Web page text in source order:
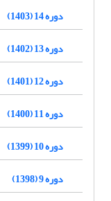
دوره 14 (1403)
دوره 13 (1402)
دوره 12 (1401)
دوره 11 (1400)
دوره 10 (1399)
دوره 9 (1398)